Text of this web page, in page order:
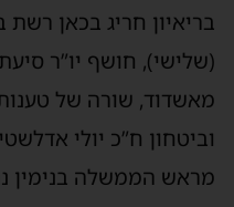
חריג בכאן רשת
חושף יו”ר סיעת
שורה של טענות
ח”כ יולי
הממשלה בנימין